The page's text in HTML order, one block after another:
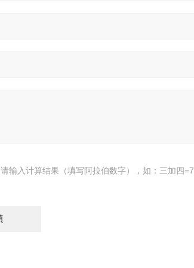
请输入计算结果（填写阿拉伯数字），如：三加四=7